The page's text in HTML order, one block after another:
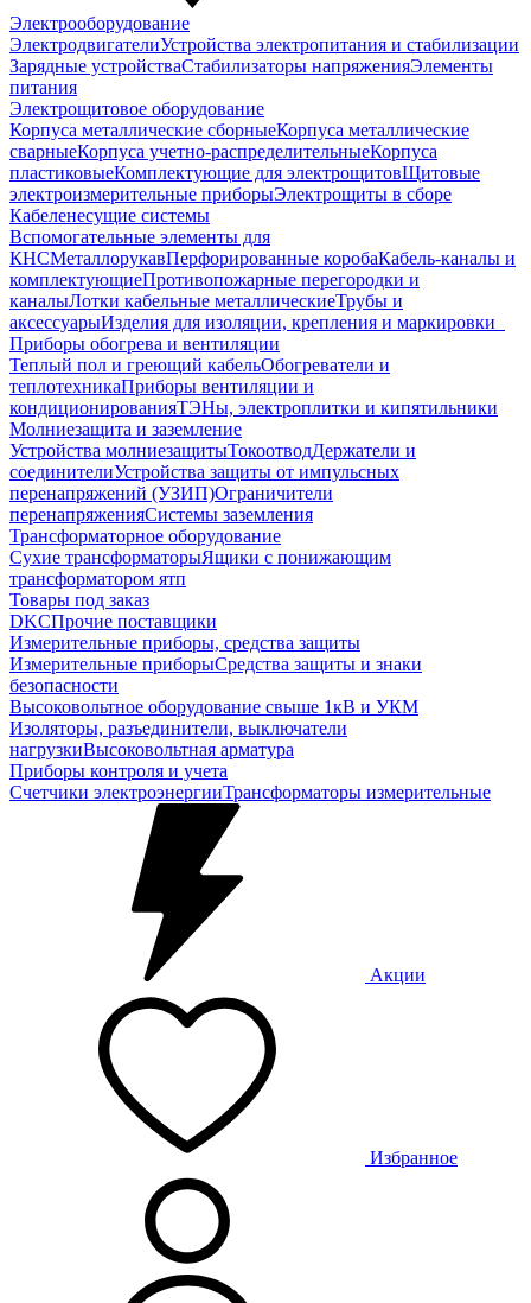
Электрооборудование
ЭлектродвигателиУстройства электропитания и стабилизации
Зарядные устройстваСтабилизаторы напряженияЭлементы
питания
Электрощитовое оборудование
Корпуса металлические сборныеКорпуса металлические
сварныеКорпуса учетно-распределительныеКорпуса
пластиковыеКомплектующие для электрощитовЩитовые
электроизмерительные приборыЭлектрощиты в сборе
Кабеленесущие системы
Вспомогательные элементы для
КНСМеталлорукавПерфорированные коробаКабель-каналы и
комплектующиеПротивопожарные перегородки и
каналыЛотки кабельные металлическиеТрубы и
аксессуарыИзделия для изоляции, крепления и маркировки
Приборы обогрева и вентиляции
Теплый пол и греющий кабельОбогреватели и
теплотехникаПриборы вентиляции и
кондиционированияТЭНы, электроплитки и кипятильники
Молниезащита и заземление
Устройства молниезащитыТокоотводДержатели и
соединителиУстройства защиты от импульсных
перенапряжений (УЗИП)Ограничители
перенапряженияСистемы заземления
Трансформаторное оборудование
Сухие трансформаторыЯщики с понижающим
трансформатором ятп
Товары под заказ
DKCПрочие поставщики
Измерительные приборы, средства защиты
Измерительные приборыСредства защиты и знаки
безопасности
Высоковольтное оборудование свыше 1кВ и УКМ
Изоляторы, разъединители, выключатели
нагрузкиВысоковольтная арматура
Приборы контроля и учета
Счетчики электроэнергииТрансформаторы измерительные
Акции
Избранное